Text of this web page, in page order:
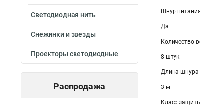
Светодиодная нить
Снежинки и звезды
Проекторы светодиодные
Распродажа
Шнур
Да
Количество
8 штук
Длина шнура
3 м
Класс